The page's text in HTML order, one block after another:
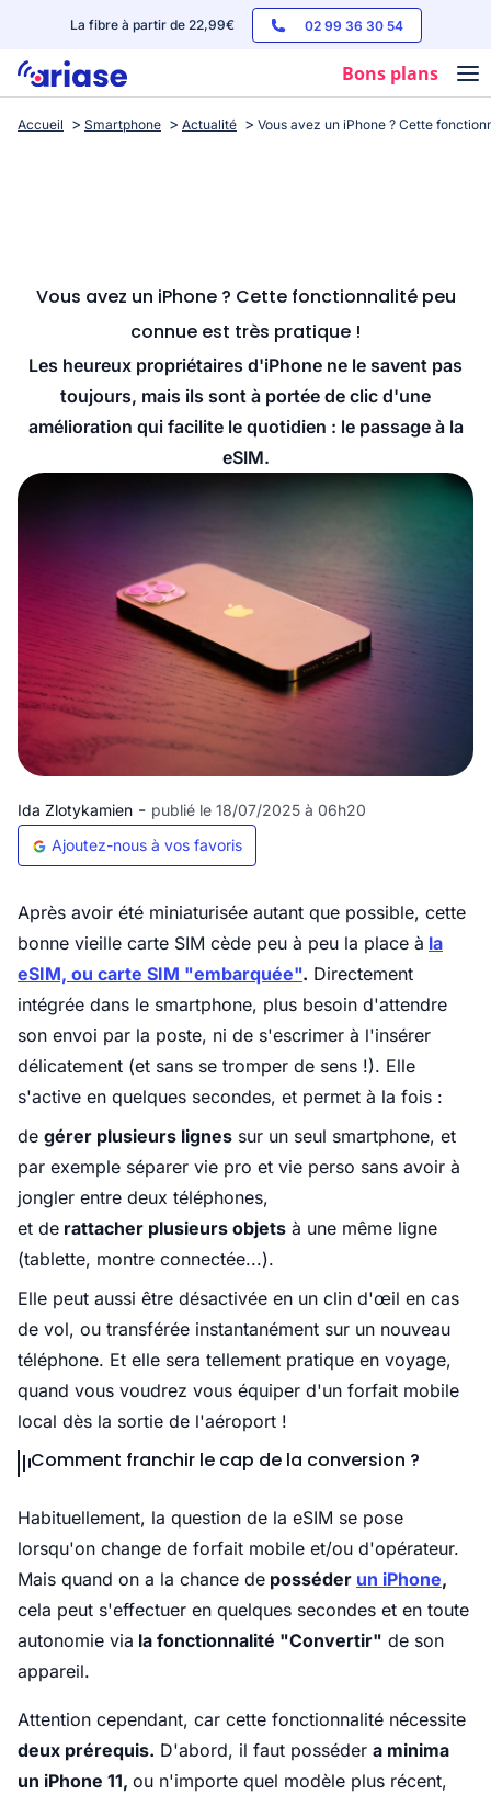
La fibre à partir de 22,99€ 02 99 36 30 54
Bons plans
Box internet
Accueil Smartphone Actualité Vous avez un iPhone ? Cette
Vous avez un iPhone ? Cette fonctionnalité peu
connue est très pratique !
Les heureux propriétaires d'iPhone ne le savent pas
toujours, mais ils sont à portée de clic d'une
amélioration qui facilite le quotidien : le passage à la
eSIM.
Ida Zlotykamien - publié le 18/07/2025 à 06h20
Ajoutez-nous à vos favoris
Après avoir été miniaturisée autant que possible, cette
bonne vieille carte SIM cède peu à peu la place à la
eSIM, ou carte SIM "embarquée". Directement
intégrée dans le smartphone, plus besoin d'attendre
son envoi par la poste, ni de s'escrimer à l'insérer
délicatement (et sans se tromper de sens !). Elle
s'active en quelques secondes, et permet à la fois :
de gérer plusieurs lignes sur un seul smartphone, et
par exemple séparer vie pro et vie perso sans avoir à
jongler entre deux téléphones,
et de rattacher plusieurs objets à une même ligne
(tablette, montre connectée...).
Elle peut aussi être désactivée en un clin d'œil en cas
de vol, ou transférée instantanément sur un nouveau
téléphone. Et elle sera tellement pratique en voyage,
quand vous voudrez vous équiper d'un forfait mobile
local dès la sortie de l'aéroport !
Comment franchir le cap de la conversion ?
Habituellement, la question de la eSIM se pose
lorsqu'on change de forfait mobile et/ou d'opérateur.
Mais quand on a la chance de posséder un iPhone,
cela peut s'effectuer en quelques secondes et en toute
autonomie via la fonctionnalité "Convertir" de son
appareil.
Attention cependant, car cette fonctionnalité nécessite
deux prérequis. D'abord, il faut posséder a minima
un iPhone 11, ou n'importe quel modèle plus récent,